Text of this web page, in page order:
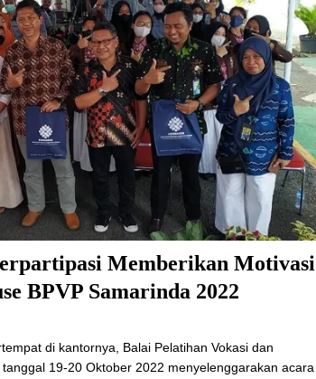
Memberikan Motivasi
BPVP Samarinda 2022
di kantornya, Balai Pelatihan Vokasi dan
19-20 Oktober 2022 menyelenggarakan acara